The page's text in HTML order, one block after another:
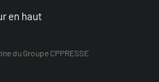
en haut
du Groupe CPPRESSE